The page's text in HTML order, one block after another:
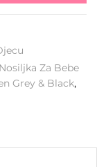
Za Bebe
Grey & Black,